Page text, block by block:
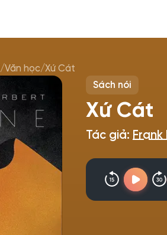
/Văn học/Xứ Cát
Sách nói
Xứ Cát
Tác giả: